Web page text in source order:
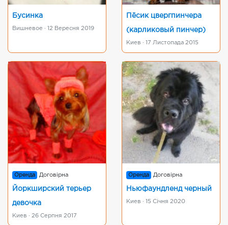
Бусинка
Вишневое · 12 Вересня 2019
Пёсик цвергпинчера
(карликовый пинчер)
Киев · 17 Листопада 2015
Оренда Договірна
Йоркширский терьер
девочка
Киев · 26 Серпня 2017
Оренда Договірна
Ньюфаундленд черный
Киев · 15 Січня 2020